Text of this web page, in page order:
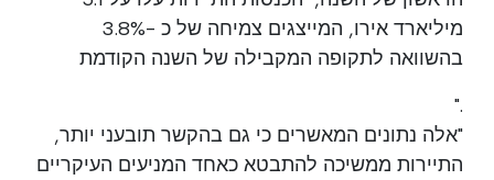
מיליארד אירו, המייצגים צמיחה של כ -3.8%
בהשוואה לתקופה המקבילה של השנה הקודמת
."
"אלה נתונים המאשרים כי גם בהקשר תובעני יותר,
התיירות ממשיכה להתבטא כאחד המניעים העיקריים